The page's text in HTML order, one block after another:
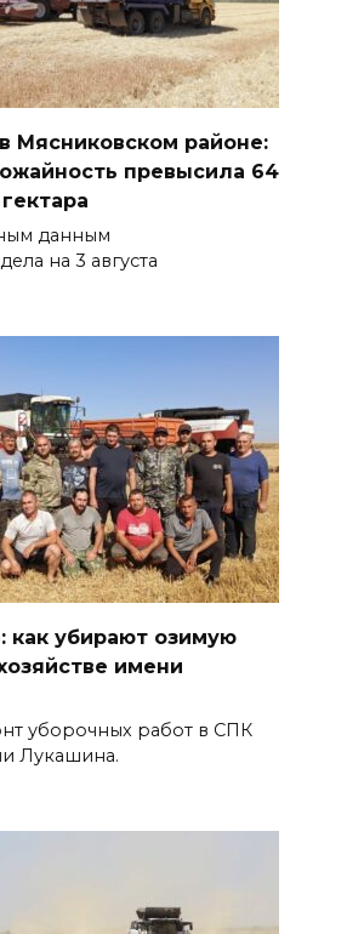
Мясниковском районе:
превысила 64
данным
на 3 августа
как убирают озимую
имени
уборочных работ в СПК
Лукашина.